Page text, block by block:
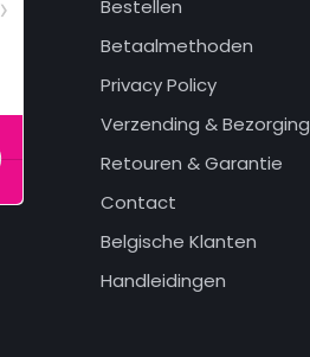
Bestellen
Betaalmethoden
Privacy Policy
Verzending & Bezorging
Retouren & Garantie
Contact
Belgische Klanten
Handleidingen